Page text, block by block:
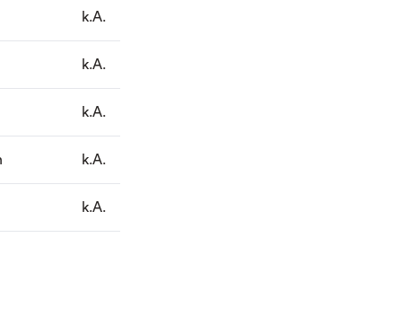
k.A.
k.A.
k.A.
k.A.
k.A.